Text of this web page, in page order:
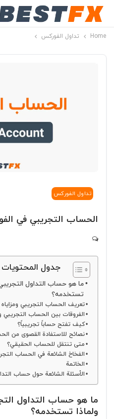
Home تداول الفوركس
تداول الفوركس
الحساب التجريبي في
جدول المحتويات
ما هو حساب التداول
تستخدمه؟
تعريف الحساب التجريبي ومزاياه
الفروقات بين الحساب
كيف تفتح حساباً تجريبياً؟
نصائح للاستفادة القصوى من
متى تنتقل للحساب الحقيقي؟
الفخاخ الشائعة في الحساب
الخاتمة
الأسئلة الشائعة حول حساب
ما هو حساب التداول
ولماذا تستخدمه؟